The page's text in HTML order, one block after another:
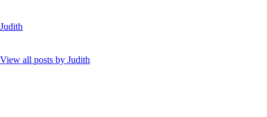
Judith
View all posts by Judith